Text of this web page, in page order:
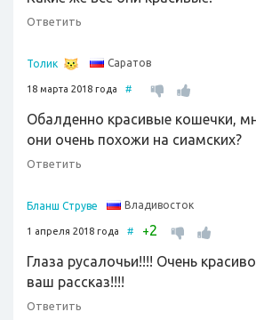
Ответить
Толик Саратов
18 марта 2018 года #
Обалденно красивые кошечки,
они очень похожи на сиамских?
Ответить
Бланш Струве Владивосток
1 апреля 2018 года # +2
Глаза русалочьи!!!! Очень
ваш рассказ!!!!
Ответить